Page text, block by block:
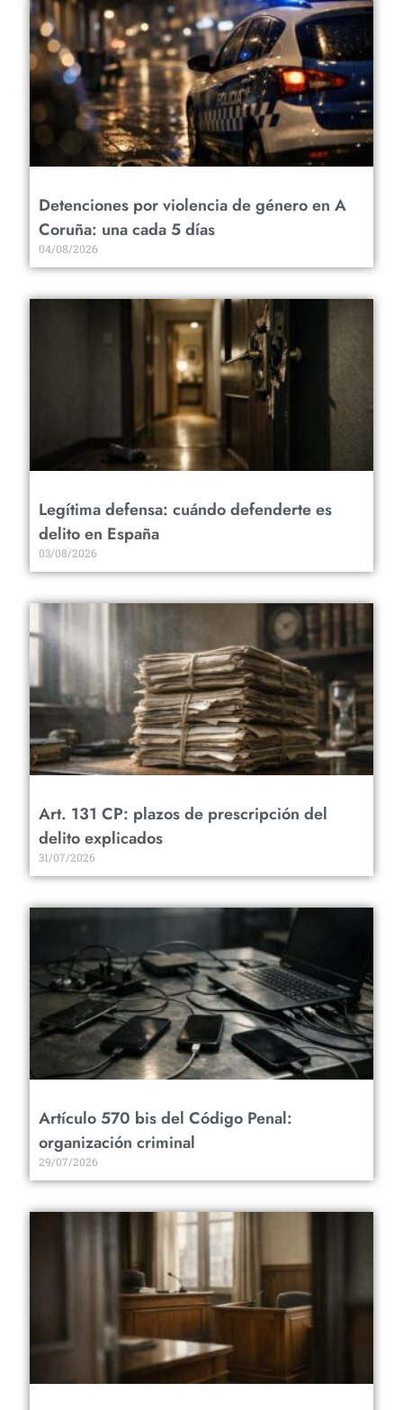
Detenciones por violencia de género en A
Coruña: una cada 5 días
04/08/2026
Legítima defensa: cuándo defenderte es
delito en España
03/08/2026
Art. 131 CP: plazos de prescripción del
delito explicados
31/07/2026
Artículo 570 bis del Código Penal:
organización criminal
29/07/2026